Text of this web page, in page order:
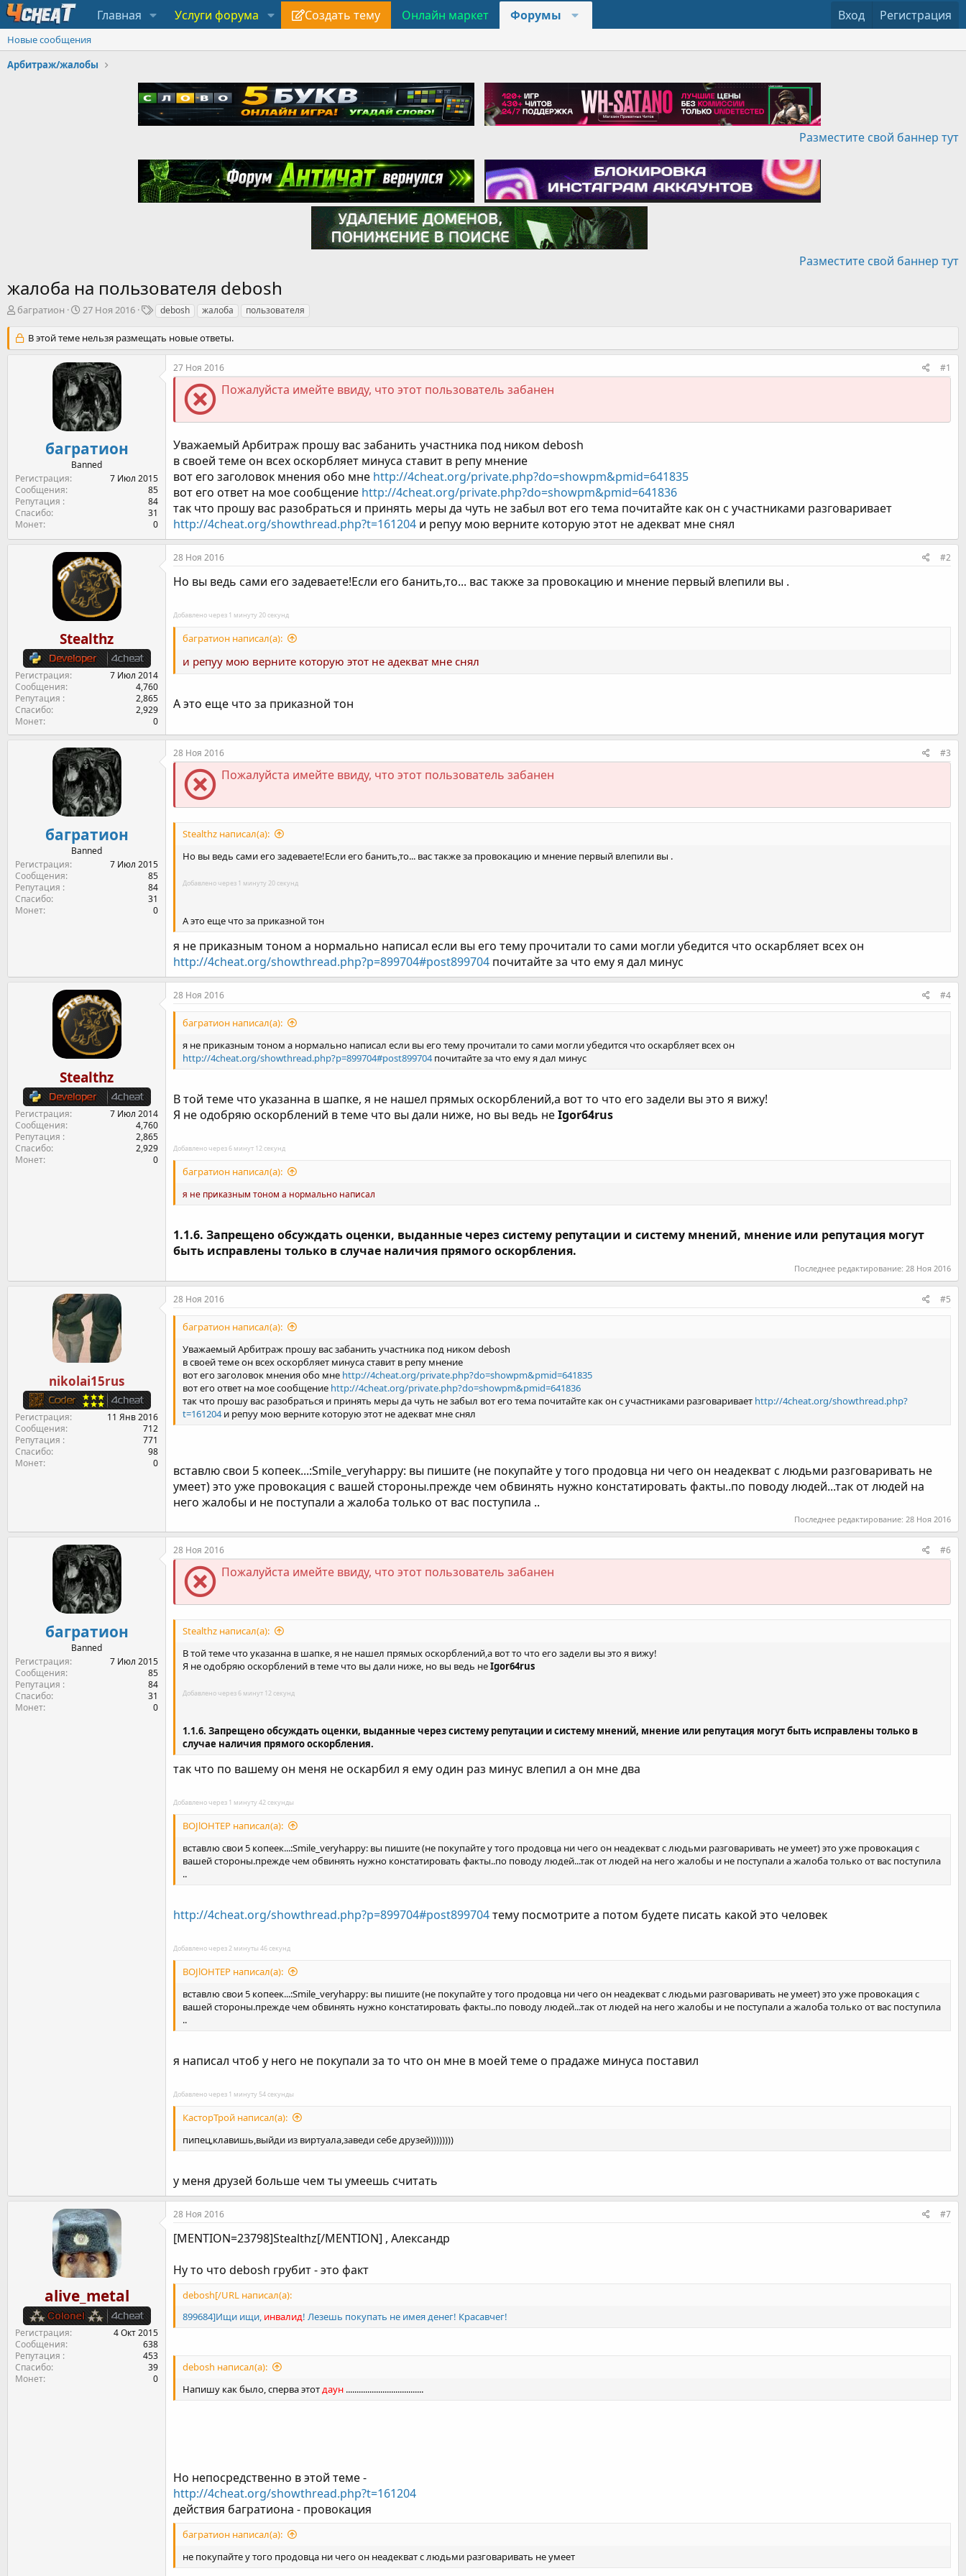
Главная Услуги форума Создать тему Онлайн маркет Форумы Вход Регистрация
Новые сообщения
Арбитраж/жалобы
Разместите свой баннер тут
Разместите свой баннер тут
жалоба на пользователя debosh
А
т
о
багратион
Д
т
а
н
а
ч
а
л
а
27 Ноя 2016
Т
г
и
debosh жалоба пользователя
В этой теме нельзя размещать новые ответы.
багратион
Banned
Регистрация
7 Июл 2015
Сообщения
85
Репутация
84
Спасибо
31
Монет
0
27 Ноя 2016 #1
Пожалуйста имейте ввиду, что этот пользователь забанен
Уважаемый Арбитраж прошу вас забанить участника под ником debosh
в своей теме он всех оскорбляет минуса ставит в репу мнение
вот его заголовок мнения обо мне http://4cheat.org/private.php?do=showpm&pmid=641835
вот его ответ на мое сообщение http://4cheat.org/private.php?do=showpm&pmid=641836
так что прошу вас разобраться и принять меры да чуть не забыл вот его тема почитайте как он с участниками разговаривает
http://4cheat.org/showthread.php?t=161204 и репуу мою верните которую этот не адекват мне снял
Stealthz
Регистрация
7 Июл 2014
Сообщения
4,760
Репутация
2,865
Спасибо
2,929
Монет
0
28 Ноя 2016 #2
Но вы ведь сами его задеваете!Если его банить,то... вас также за провокацию и мнение первый влепили вы .
Добавлено через 1 минуту 20 секунд
багратион написал(а):
и репуу мою верните которую этот не адекват мне снял
А это еще что за приказной тон
багратион
Banned
Регистрация
7 Июл 2015
Сообщения
85
Репутация
84
Спасибо
31
Монет
0
28 Ноя 2016 #3
Пожалуйста имейте ввиду, что этот пользователь забанен
Stealthz написал(а):
Но вы ведь сами его задеваете!Если его банить,то... вас также за провокацию и мнение первый влепили вы .
Добавлено через 1 минуту 20 секунд
А это еще что за приказной тон
я не приказным тоном а нормально написал если вы его тему прочитали то сами могли убедится что оскарбляет всех он
http://4cheat.org/showthread.php?p=899704#post899704 почитайте за что ему я дал минус
Stealthz
Регистрация
7 Июл 2014
Сообщения
4,760
Репутация
2,865
Спасибо
2,929
Монет
0
28 Ноя 2016 #4
багратион написал(а):
я не приказным тоном а нормально написал если вы его тему прочитали то сами могли убедится что оскарбляет всех он
http://4cheat.org/showthread.php?p=899704#post899704почитайте за что ему я дал минус
В той теме что указанна в шапке, я не нашел прямых оскорблений,а вот то что его задели вы это я вижу!
Я не одобряю оскорблений в теме что вы дали ниже, но вы ведь неIgor64rus
Добавлено через 6 минут 12 секунд
багратион написал(а):
я не приказным тоном а нормально написал
1.1.6. Запрещено обсуждать оценки, выданные через систему репутации и систему мнений, мнение или репутация могут
быть исправлены только в случае наличия прямого оскорбления.
Последнее редактирование: 28 Ноя 2016
nikolai15rus
Регистрация
11 Янв 2016
Сообщения
712
Репутация
771
Спасибо
98
Монет
0
28 Ноя 2016 #5
багратион написал(а):
Уважаемый Арбитраж прошу вас забанить участника под ником debosh
в своей теме он всех оскорбляет минуса ставит в репу мнение
вот его заголовок мнения обо мне http://4cheat.org/private.php?do=showpm&pmid=641835
вот его ответ на мое сообщение http://4cheat.org/private.php?do=showpm&pmid=641836
так что прошу вас разобраться и принять меры да чуть не забыл вот его тема почитайте как он с участниками разговаривает http://4cheat.org/showthread.php?
t=161204и репуу мою верните которую этот не адекват мне снял
вставлю свои 5 копеек...:Smile_veryhappy: вы пишите (не покупайте у того продовца ни чего он неадекват с людьми разговаривать не
умеет) это уже провокация с вашей стороны.прежде чем обвинять нужно констатировать факты..по поводу людей...так от людей на
него жалобы и не поступали а жалоба только от вас поступила ..
Последнее редактирование: 28 Ноя 2016
багратион
Banned
Регистрация
7 Июл 2015
Сообщения
85
Репутация
84
Спасибо
31
Монет
0
28 Ноя 2016 #6
Пожалуйста имейте ввиду, что этот пользователь забанен
Stealthz написал(а):
В той теме что указанна в шапке, я не нашел прямых оскорблений,а вот то что его задели вы это я вижу!
Я не одобряю оскорблений в теме что вы дали ниже, но вы ведь неIgor64rus
Добавлено через 6 минут 12 секунд
1.1.6. Запрещено обсуждать оценки, выданные через систему репутации и систему мнений, мнение или репутация могут быть исправлены только в
случае наличия прямого оскорбления.
так что по вашему он меня не оскарбил я ему один раз минус влепил а он мне два
Добавлено через 1 минуту 42 секунды
BOJlOHTEP написал(а):
вставлю свои 5 копеек...:Smile_veryhappy: вы пишите (не покупайте у того продовца ни чего он неадекват с людьми разговаривать не умеет) это уже провокация с
вашей стороны.прежде чем обвинять нужно констатировать факты..по поводу людей...так от людей на него жалобы и не поступали а жалоба только от вас поступила
..
http://4cheat.org/showthread.php?p=899704#post899704тему посмотрите а потом будете писать какой это человек
Добавлено через 2 минуты 46 секунд
BOJlOHTEP написал(а):
вставлю свои 5 копеек...:Smile_veryhappy: вы пишите (не покупайте у того продовца ни чего он неадекват с людьми разговаривать не умеет) это уже провокация с
вашей стороны.прежде чем обвинять нужно констатировать факты..по поводу людей...так от людей на него жалобы и не поступали а жалоба только от вас поступила
..
я написал чтоб у него не покупали за то что он мне в моей теме о прадаже минуса поставил
Добавлено через 1 минуту 54 секунды
КасторТрой написал(а):
пипец,клавишь,выйди из виртуала,заведи себе друзей))))))))
у меня друзей больше чем ты умеешь считать
alive_metal
Регистрация
4 Окт 2015
Сообщения
638
Репутация
453
Спасибо
39
Монет
0
28 Ноя 2016 #7
[MENTION=23798]Stealthz[/MENTION] , Александр
Ну то что debosh грубит - это факт
debosh[/URL написал(а):
899684]Ищи ищи, инвалид! Лезешь покупать не имея денег! Красавчег!
debosh написал(а):
Напишу как было, сперва этотдаун ....................................
Но непосредственно в этой теме -
http://4cheat.org/showthread.php?t=161204
действия багратиона - провокация
багратион написал(а):
не покупайте у того продовца ни чего он неадекват с людьми разговаривать не умеет